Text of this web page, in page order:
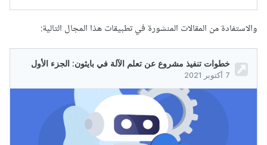
والاستفادة من المقالات المنشورة في تطبيقات هذا المجال التالية: